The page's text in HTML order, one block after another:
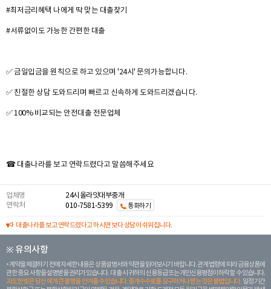
#최저금리혜택 나에게 딱 맞는 대출찾기
#서류없이도 가능한 간편한 대출
✅ 금일입금을 원칙으로 하고 있으며 '24시' 문의가능합니다.
✅ 친절한 상담 도와드리며 빠르고 신속하게 도와드리겠습니다.
✅ 100% 비교되는 안전대출 전문업체
☎ 대출나라를 보고 연락드렸다고 말씀해주세요
업체명
24시올라잇대부중개
연락처
010-7581-5399 통화하기
대출나라를 보고 연락드렸다고 하시면 보다 상담이 쉬워집니다.
※ 유의사항
계약을 체결하기 전에 자세한 내용은 상품설명서와 약관을 읽어보시기 바랍니다. 관계 법령에 따라 금융상품에
관한 중요 사항을 설명받을 권리가 있습니다. 대 출 시 귀하의 신용등급 또는 개인신용평점이 하락할 수 있습니다.
과도한 빚은 당신 에게 큰 불행을 안겨줄 수 있습니다. 중개수수료를 요구하거나 받는 것은 불법입니다. 일정 기간